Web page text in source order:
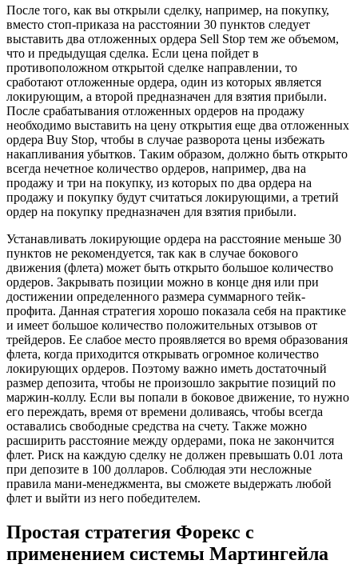
После того, как вы открыли сделку, например, на покупку,
вместо стоп-приказа на расстоянии 30 пунктов следует
выставить два отложенных ордера Sell Stop тем же объемом,
что и предыдущая сделка. Если цена пойдет в
противоположном открытой сделке направлении, то
сработают отложенные ордера, один из которых является
локирующим, а второй предназначен для взятия прибыли.
После срабатывания отложенных ордеров на продажу
необходимо выставить на цену открытия еще два отложенных
ордера Buy Stop, чтобы в случае разворота цены избежать
накапливания убытков. Таким образом, должно быть открыто
всегда нечетное количество ордеров, например, два на
продажу и три на покупку, из которых по два ордера на
продажу и покупку будут считаться локирующими, а третий
ордер на покупку предназначен для взятия прибыли.
Устанавливать локирующие ордера на расстояние меньше 30
пунктов не рекомендуется, так как в случае бокового
движения (флета) может быть открыто большое количество
ордеров. Закрывать позиции можно в конце дня или при
достижении определенного размера суммарного тейк-
профита. Данная стратегия хорошо показала себя на практике
и имеет большое количество положительных отзывов от
трейдеров. Ее слабое место проявляется во время образования
флета, когда приходится открывать огромное количество
локирующих ордеров. Поэтому важно иметь достаточный
размер депозита, чтобы не произошло закрытие позиций по
маржин-коллу. Если вы попали в боковое движение, то нужно
его переждать, время от времени доливаясь, чтобы всегда
оставались свободные средства на счету. Также можно
расширить расстояние между ордерами, пока не закончится
флет. Риск на каждую сделку не должен превышать 0.01 лота
при депозите в 100 долларов. Соблюдая эти несложные
правила мани-менеджмента, вы сможете выдержать любой
флет и выйти из него победителем.
Простая стратегия Форекс с
применением системы Мартингейла